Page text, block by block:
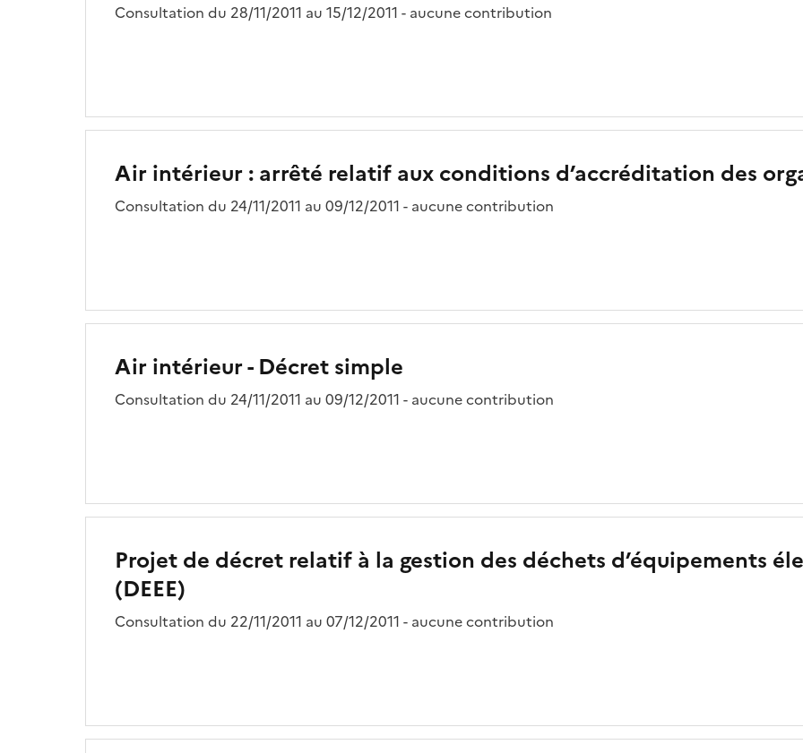
Consultation du 28/11/2011 au 15/12/2011 - aucune contribution
Air intérieur : arrêté relatif aux conditions d’accréditation des
Consultation du 24/11/2011 au 09/12/2011 - aucune contribution
Air intérieur - Décret simple
Consultation du 24/11/2011 au 09/12/2011 - aucune contribution
Projet de décret relatif à la gestion des déchets d’équipements
(DEEE)
Consultation du 22/11/2011 au 07/12/2011 - aucune contribution